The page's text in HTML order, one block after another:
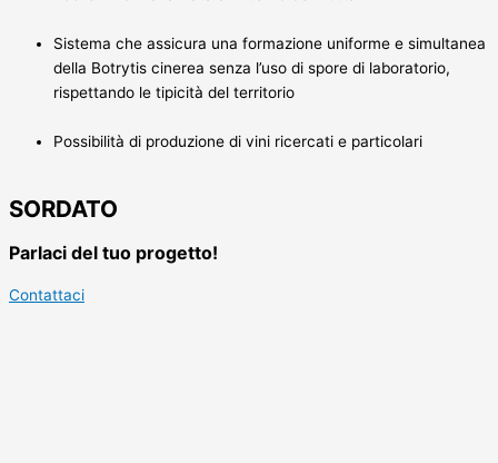
Sistema che assicura una formazione uniforme e simultanea
della Botrytis cinerea senza l’uso di spore di laboratorio,
rispettando le tipicità del territorio
Possibilità di produzione di vini ricercati e particolari
SORDATO
Parlaci del tuo progetto!
Contattaci